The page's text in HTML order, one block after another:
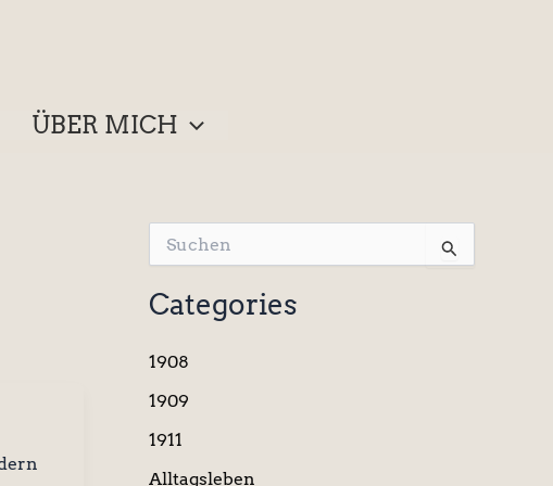
ÜBER MICH
u
c
h
n
a
h
Categories
1908
1909
1911
Alltagsleben